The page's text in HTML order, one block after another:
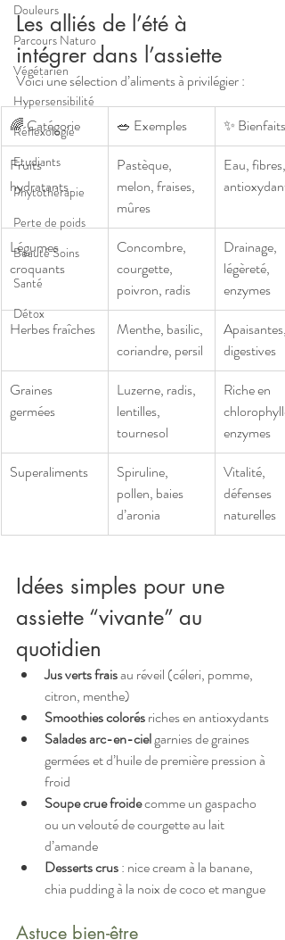
Douleurs
Parcours Naturo
Végétarien
Hypersensibilité
Réflexologie
Etudiants
Phytothérapie
Perte de poids
Beauté Soins
Santé
Détox
Les alliés de l’été à
intégrer dans l’assiette
Voici une sélection d’aliments à privilégier :
🌈 Catégorie 🥗 Exemples
✨ Bienfaits
Fruits
hydratants
Pastèque,
melon, fraises,
mûres
Eau, fibres,
antioxydants
Légumes
croquants
Concombre,
courgette,
poivron, radis
Drainage,
légèreté,
enzymes
Herbes fraîches
Menthe, basilic,
coriandre, persil
Apaisantes,
digestives
Graines
germées
Luzerne, radis,
lentilles,
tournesol
Riche en
enzymes
Superaliments
Spiruline,
pollen, baies
d’aronia
Vitalité,
défenses
naturelles
Idées simples pour une
assiette “vivante” au
quotidien
Jus verts frais au réveil (céleri, pomme,
citron, menthe)
Smoothies colorés riches en antioxydants
Salades arc-en-ciel garnies de graines
germées et d’huile de première pression à
froid
Soupe crue froide comme un gaspacho
ou un velouté de courgette au lait
d’amande
Desserts crus : nice cream à la banane,
chia pudding à la noix de coco et mangue
Astuce bien-être